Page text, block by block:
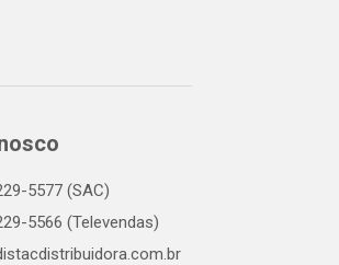
5577 (SAC)
5566 (Televendas)